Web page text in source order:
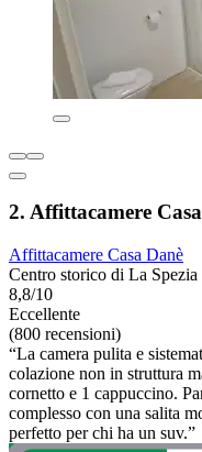
2. Affittacamere
Affittacamere Casa Danè
Centro storico di La Spezia
8,8/10
Eccellente
(800 recensioni)
“La camera pulita e
colazione non in struttura
cornetto e 1 cappuccino.
complesso con una salita
perfetto per chi ha un suv.”